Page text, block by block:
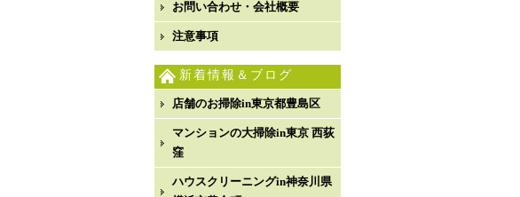
お問い合わせ・会社概要
注意事項
新着情報＆ブログ
店舗のお掃除in東京都豊島区
マンションの大掃除in東京 西荻
窪
ハウスクリーニングin神奈川県